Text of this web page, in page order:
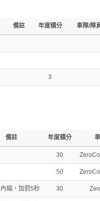
備註 年度積分 車隊/隊
3
備註 年度積分
30
50
縮，加罰5秒 30